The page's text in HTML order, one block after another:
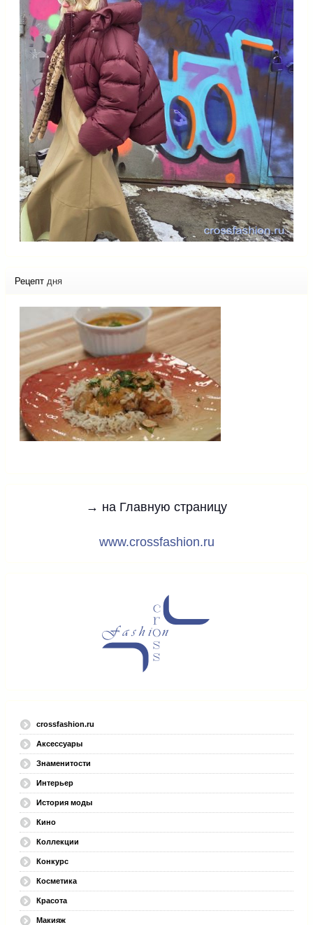
Рецепт дня
→ на Главную страницу
www.crossfashion.ru
crossfashion.ru
Аксессуары
Знаменитости
Интерьер
История моды
Кино
Коллекции
Конкурс
Косметика
Красота
Макияж